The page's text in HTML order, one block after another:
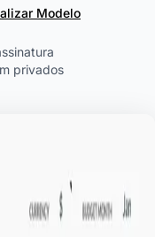
Modelo
privados